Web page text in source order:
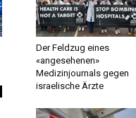
Der Feldzug eines
«angesehenen»
Medizinjournals gegen
israelische Ärzte